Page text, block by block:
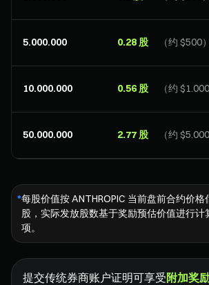
5.000.000 0.28 股 （约 $500）
10.000.000 0.56 股 （约 $1.000
50.000.000 2.77 股 （约 $5.000
*每股价值按 ANTHROPIC 当前盘前合约价
股，实际发放股数基于奖励预估价值进行计
项。
提交传统券商账户证明可享受附加奖